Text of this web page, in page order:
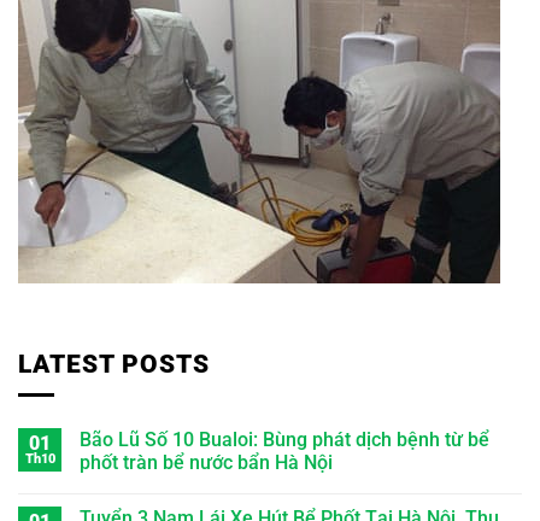
LATEST POSTS
01
Th10
Bão Lũ Số 10 Bualoi: Bùng phát dịch bệnh từ bể
phốt tràn bể nước bẩn Hà Nội